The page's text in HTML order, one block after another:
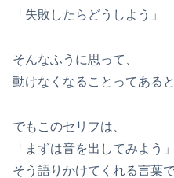
「失敗したらどうしよう」
そんなふうに思って、
動けなくなることってある
でもこのセリフは、
「まずは音を出してみよう」
そう語りかけてくれる言葉で